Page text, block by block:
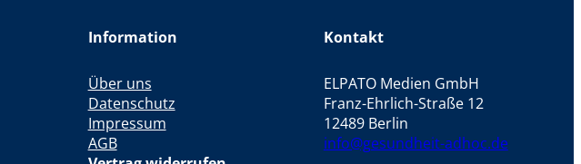
Information
Über uns
Datenschutz
Impressum
AGB
Kontakt
ELPATO Medien GmbH
Franz-Ehrlich-Straße 12
12489 Berlin
info@gesundheit-adhoc.de